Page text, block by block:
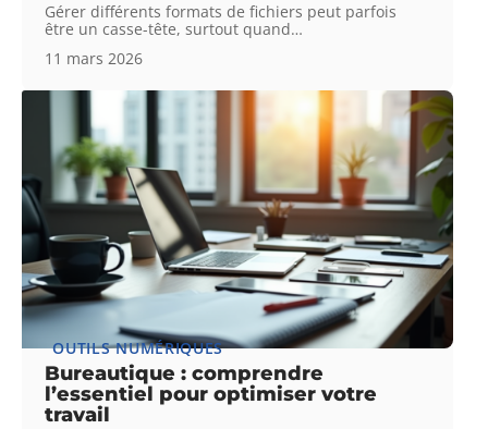
Gérer différents formats de fichiers peut parfois
être un casse-tête, surtout quand…
11 mars 2026
OUTILS NUMÉRIQUES
Bureautique : comprendre
l’essentiel pour optimiser votre
travail